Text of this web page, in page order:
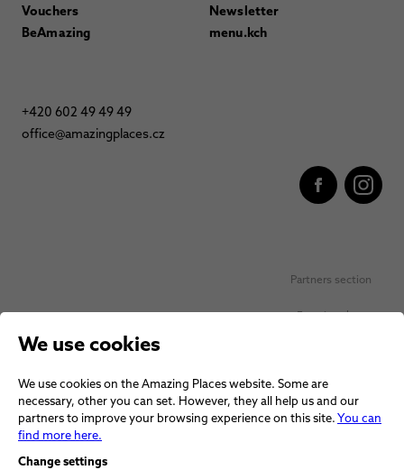
Vouchers
BeAmazing
Newsletter
menu.kch
+420 602 49 49 49
office@amazingplaces.cz
Partners section
Favorite places
Voucher terms and conditions
Terms and conditions
We use cookies
We use cookies on the Amazing Places website. Some are
necessary, other you can set. However, they all help us and our
partners to improve your browsing experience on this site.You can
find more here.
Change settings